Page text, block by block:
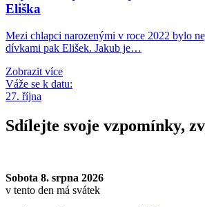
Eliška
Mezi chlapci narozenými v roce 2022 bylo
dívkami pak Elišek. Jakub je…
Zobrazit více
Váže se k datu:
27. října
Sdílejte svoje vzpomínky,
Sobota 8. srpna 2026
v tento den má svátek